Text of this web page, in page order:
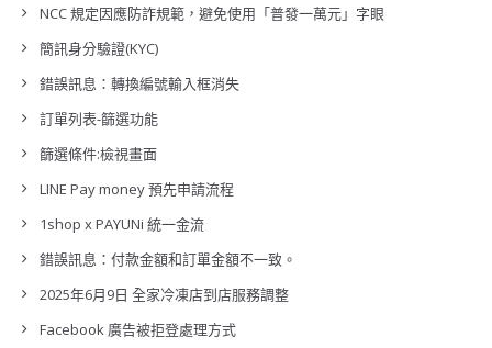
NCC 規定因應防詐規範，避免使用「普發一萬元」字眼
簡訊身分驗證(KYC)
錯誤訊息：轉換編號輸入框消失
訂單列表-篩選功能
篩選條件:檢視畫面
LINE Pay money 預先申請流程
1shop x PAYUNi 統一金流
錯誤訊息：付款金額和訂單金額不一致。
2025年6月9日 全家冷凍店到店服務調整
Facebook 廣告被拒登處理方式